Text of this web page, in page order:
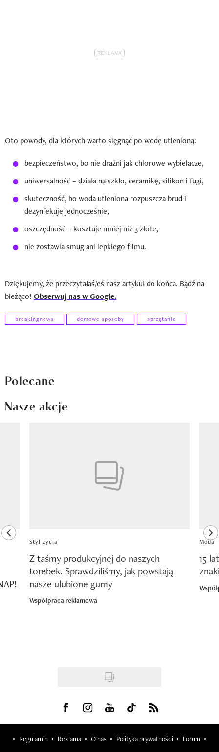
Oto powody, dla których warto sięgnąć po wodę utlenioną:
bezpieczeństwo, bo nie drażni jak chlorowe wybielacze,
uniwersalność – działa na szkło, ceramikę, silikon i fugi,
skuteczność, bo woda utleniona rozpuszcza brud i
dezynfekuje jednocześnie,
oszczędność – kosztuje mniej niż 3 złote,
nie zostawia smug ani lepkiego filmu.
Dziękujemy, że przeczytałaś/eś nasz artykuł do końca. Bądź na
bieżąco! Obserwuj nas w Google.
breakingnews domowe sposoby sprzątanie
Polecane
Nasze akcje
previous element
Styl życia
Z taśmy produkcyjnej do naszych
torebek. Sprawdziliśmy, jak powstają
nasze ulubione gumy
Współpraca reklamowa
Moda
15
Visit us on Facebook
Visit us on Instagram
Visit us on Youtube
Visit us on Tiktok
Visit us on Rss
Regulamin Reklama O nas Polityka prywatności Forum